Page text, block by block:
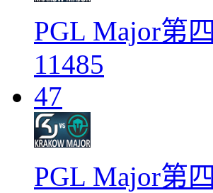
PGL Major第
11485
47
PGL Major第